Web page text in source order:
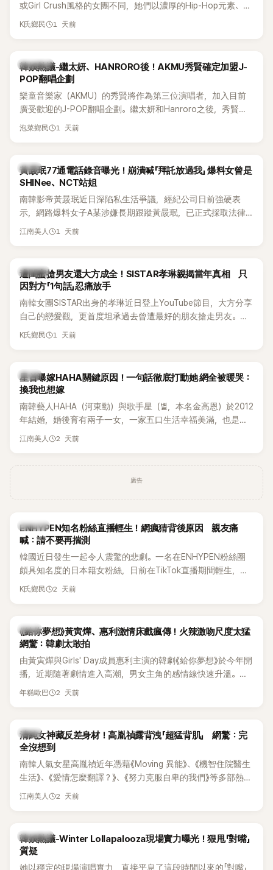
或Girl Crush風格的女團不同，她們以濃厚的Hip-Hop元素、自
創Rap及成員親自參與創作為特色，MV也融入美式街頭、塗
為第五代女團中極具辨識度的新生代代表之一。
K氏鄉民 1 天前
熱議討論
韓娛熱議-繼太妍、HANRORO後！AKMU秀賢確定加盟J-
POP翻唱企劃
樂童音樂家（AKMU）的秀賢將作為第三位演唱者，加入目前
廣受歡迎的J-POP翻唱企劃。繼太妍和Hanroro之後，秀賢已
獲選為第三首翻唱歌曲的主唱，並於近期完成錄音。
泡菜鄉民 1 天前
韓星
黃晸珉77通電話錄音曝光！崩潰喊「拜託放過我」 爆料女曾是
SHINee、NCT站姐
南韓影帝黃晸珉近日深陷私生活爭議，經紀公司日前強硬表
示，網路爆料女子A某涉嫌長期跟蹤黃晸珉，已正式採取法律
行動。不過，A並未停止發聲，持續透過社群平台公開爆料，反
的錄音內容，而A也首度承認自己過去曾是SHINee、NCT等偶
像團體的「站姐」，事件持續延燒。
江南美人 1 天前
K-POP
遭閨蜜搶男友還大方成全！SISTAR孝琳親揭當年真相 只
因對方「1句話」忍痛放手
南韓女團SISTAR出身的孝琳近日登上YouTube節目，大方分享
自己的戀愛觀，更首度坦承過去曾遭最好的朋友搶走男友。她
表示，當時選擇瀟灑放手，但如果同樣的事情現在再發生，「我
K氏鄉民 1 天前
韓星
星首曝嫁HAHA關鍵原因！一句話徹底打動她 網全被暖哭：
換我也想嫁
南韓藝人HAHA（河東勳）與歌手星（별，本名金高恩）於2012
年結婚，婚後育有兩子一女，一家五口生活幸福美滿，也是韓
國演藝圈公認的模範夫妻。近日，星首度公開當年決定嫁給
江南美人 2 天前
廣告
K-POP
ENHYPEN知名粉絲直播輕生！網瘋猜背後原因 親友痛
喊：請不要再揣測
韓國近日發生一起令人震驚的悲劇。一名在ENHYPEN粉絲圈
頗具知名度的日本籍女粉絲，日前在TikTok直播期間輕生，最
終不幸身亡，消息曝光後震驚韓網，也讓不少粉絲湧入社群平
K氏鄉民 2 天前
韓劇
《給你夢想》黃寅燁、惠利激情床戲瘋傳！火辣激吻尺度太猛
網驚：韓劇太敢拍
由黃寅燁與Girls' Day成員惠利主演的韓劇《給你夢想》於今年開
播，近期隨著劇情進入高潮，男女主角的感情線快速升溫。最
新播出的第8集不僅上演火辣吻戲，更接連出現床戲橋段，讓
年糕歐巴 2 天前
韓星
清純女神藏反差身材！高胤禎露背洩「超猛背肌」 網驚：完
全沒想到
南韓人氣女星高胤禎近年憑藉《Moving 異能》、《機智住院醫生
生活》、《愛情怎麼翻譯？》、《努力克服自卑的我們》等多部熱門
作品，躍升為韓劇新一代女神代表，不僅演技備受肯定，精緻
細身材下的超狂背肌與肩膀線條，反差感十足，讓不少網友看
傻直呼：「原來她身材這麼猛！」
江南美人 2 天前
熱議討論
韓娛熱議-Winter Lollapalooza現場實力曝光！狠甩「對嘴」
質疑
她以穩定的現場演唱實力，直接平息了這段時間以來的「對嘴」